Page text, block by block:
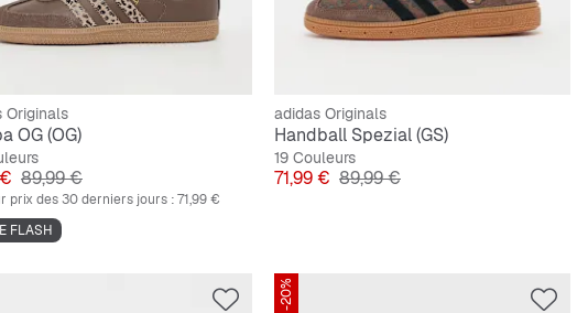
Originals
OG (OG)
Prix original
89,99 €
prix des 30 derniers jours :71,99 €
FLASH
adidas Originals
Handball Spezial (GS)
19 Couleurs
Prix
71,99 € Prix original
89,99 €
-20%